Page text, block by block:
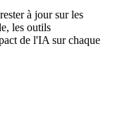
à jour sur les
les outils
de l'IA sur chaque